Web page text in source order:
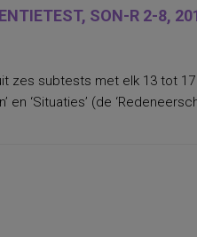
SON-R 2-8,
zes subtests met elk 13 tot
en ‘Situaties’ (de